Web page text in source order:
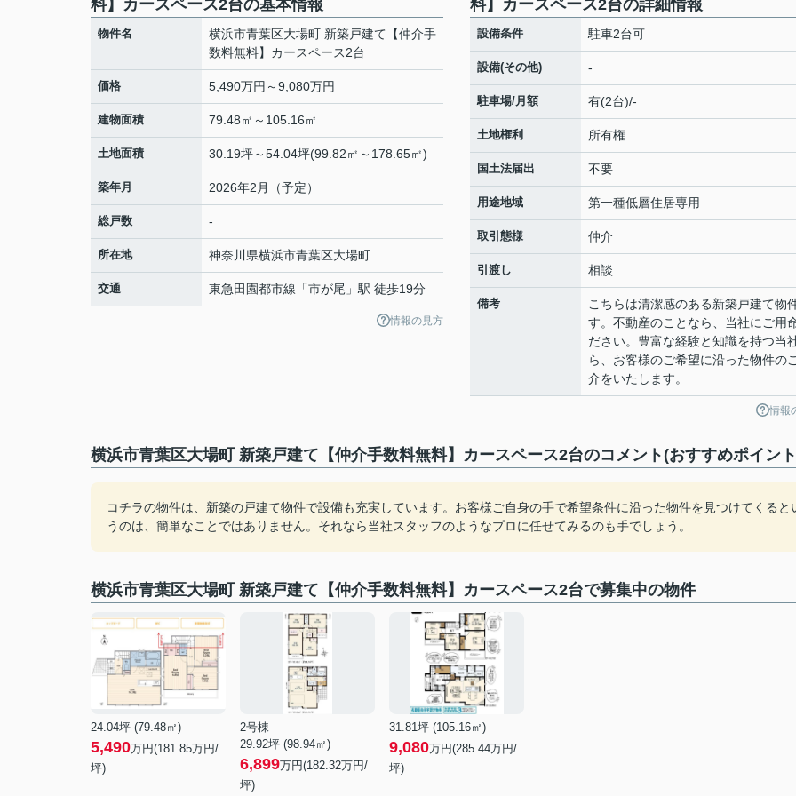
料】カースペース2台の基本情報
物件名
横浜市青葉区大場町 新築戸建て【仲介手
数料無料】カースペース2台
価格 5,490万円～9,080万円
建物面積 79.48㎡～105.16㎡
土地面積 30.19坪～54.04坪(99.82㎡～178.65㎡)
築年月 2026年2月（予定）
総戸数 -
所在地 神奈川県横浜市青葉区大場町
交通 東急田園都市線 「市が尾 」駅 徒歩19分
情報の見方
料】カースペース2台の詳細情報
設備条件 駐車2台可
設備(その他) -
駐車場/月額 有(2台)/-
土地権利 所有権
国土法届出 不要
用途地域 第一種低層住居専用
取引態様 仲介
引渡し 相談
備考
こちらは清潔感のある新築戸建て物
す。不動産のことなら、当社にご用
ださい。豊富な経験と知識を持つ当
ら、お客様のご希望に沿った物件の
介をいたします。
情報
横浜市青葉区大場町 新築戸建て【仲介手数料無料】カースペース2台のコメント(おすすめポイン
コチラの物件は、新築の戸建て物件で設備も充実しています。お客様ご自身の手で希望条件に沿った物件を見つけてくると
うのは、簡単なことではありません。それなら当社スタッフのようなプロに任せてみるのも手でしょう。
横浜市青葉区大場町 新築戸建て【仲介手数料無料】カースペース2台で募集中の物件
24.04坪 (79.48㎡)
5,490万円(181.85万円/
坪)
2号棟
29.92坪 (98.94㎡)
6,899万円(182.32万円/
坪)
31.81坪 (105.16㎡)
9,080万円(285.44万円/
坪)